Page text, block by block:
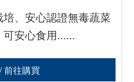
、安心認證無毒蔬菜
安心食用......
前往購買